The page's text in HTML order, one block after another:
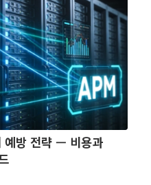
예방 전략 — 비용과